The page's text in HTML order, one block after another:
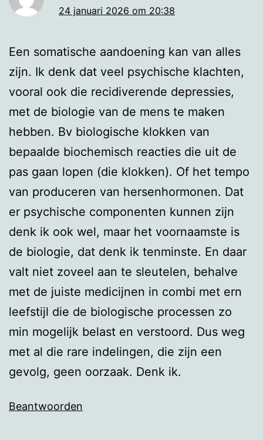
24 januari 2026 om 20:38
Een somatische aandoening kan van alles
zijn. Ik denk dat veel psychische klachten,
vooral ook die recidiverende depressies,
met de biologie van de mens te maken
hebben. Bv biologische klokken van
bepaalde biochemisch reacties die uit de
pas gaan lopen (die klokken). Of het tempo
van produceren van hersenhormonen. Dat
er psychische componenten kunnen zijn
denk ik ook wel, maar het voornaamste is
de biologie, dat denk ik tenminste. En daar
valt niet zoveel aan te sleutelen, behalve
met de juiste medicijnen in combi met ern
leefstijl die de biologische processen zo
min mogelijk belast en verstoord. Dus weg
met al die rare indelingen, die zijn een
gevolg, geen oorzaak. Denk ik.
Beantwoorden